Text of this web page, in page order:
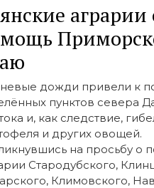
аграрии
дожди привели к
пунктов севера
и, как следствие,
и других овощей.
на просьбу о
Стародубского,
Климовского,